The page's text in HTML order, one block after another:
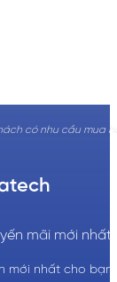
có nhu cầu mua
mãi mới nhất!
mới nhất cho bạn.